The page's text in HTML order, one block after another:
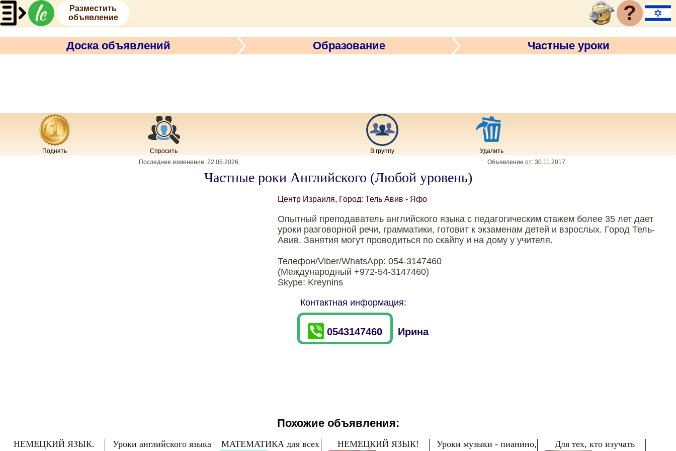
Разместить
объявление
?
Доска объявлений Образование Частные уроки
Поднять Спросить В группу
Удалить
Последнее изменение: 22.05.2026. Объявление от: 30.11.2017.
Частные роки Английского (Любой уровень)
Центр Израиля, Город: Тель Авив - Яфо
Опытный преподаватель английского языка с педагогическим стажем более 35 лет дает
уроки разговорной речи, грамматики, готовит к экзаменам детей и взрослых. Город Тель-
Авив. Занятия могут проводиться по скайпу и на дому у учителя.
Телефон/Viber/WhatsApp: 054-3147460
(Международный +972-54-3147460)
Skype: Kreynins
Контактная информация:
0543147460 Ирина
Похожие объявления:
НЕМЕЦКИЙ ЯЗЫК.
Уроки английского языка
МАТЕМАТИКА для всех НЕМЕЦКИЙ ЯЗЫК!
Уроки музыки - пианино,
Для тех, кто изучать